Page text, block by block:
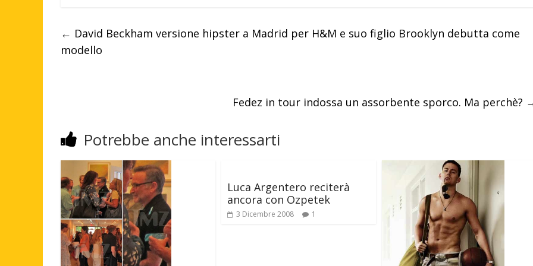
← David Beckham versione hipster a Madrid per H&M e suo figlio Brooklyn debutta come
modello
Fedez in tour indossa un assorbente sporco. Ma perchè?
Potrebbe anche interessarti
Luca Argentero reciterà
ancora con Ozpetek
3 Dicembre 2008 1